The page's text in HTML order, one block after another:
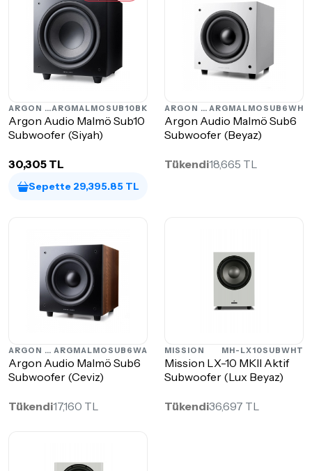
ARGON AUDIOARGMALMOSUB10BK
Argon Audio Malmö Sub10
Subwoofer (Siyah)
30,305 TL
Sepette 29,395.85 TL
ARGON AUDIO ARGMALMOSUB6WH
Argon Audio Malmö Sub6
Subwoofer (Beyaz)
Tükendi18,665 TL
ARGON AUDIO ARGMALMOSUB6WA
Argon Audio Malmö Sub6
Subwoofer (Ceviz)
Tükendi17,160 TL
MISSION MH-LX10SUBWHT
Mission LX-10 MKII Aktif
Subwoofer (Lux Beyaz)
Tükendi36,697 TL